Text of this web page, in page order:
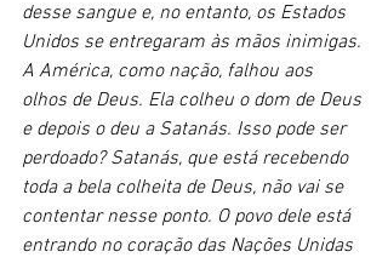
desse sangue e, no entanto, os Estados
Unidos se entregaram às mãos inimigas.
A América, como nação, falhou aos
olhos de Deus. Ela colheu o dom de Deus
e depois o deu a Satanás. Isso pode ser
perdoado? Satanás, que está recebendo
toda a bela colheita de Deus, não vai se
contentar nesse ponto. O povo dele está
entrando no coração das Nações Unidas